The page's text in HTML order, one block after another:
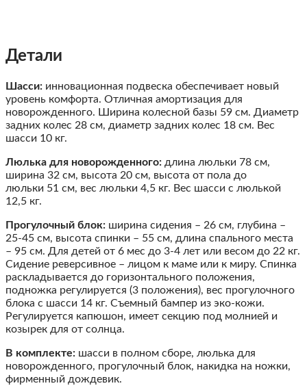
Детали
Шасси: инновационная подвеска обеспечивает новый
уровень комфорта. Отличная амортизация для
новорожденного. Ширина колесной базы 59 см. Диаметр
задних колес 28 см, диаметр задних колес 18 см. Вес
шасси 10 кг.
Люлька для новорожденного: длина люльки 78 см,
ширина 32 см, высота 20 см, высота от пола до
люльки 51 см, вес люльки 4,5 кг. Вес шасси с люлькой
12,5 кг.
Прогулочный блок: ширина сидения – 26 см, глубина –
25-45 см, высота спинки – 55 см, длина спального места
– 95 см. Для детей от 6 мес до 3-4 лет или весом до 22 кг.
Сидение реверсивное – лицом к маме или к миру. Спинка
раскладывается до горизонтального положения,
подножка регулируется (3 положения), вес прогулочного
блока с шасси 14 кг. Съемный бампер из эко-кожи.
Регулируется капюшон, имеет секцию под молнией и
козырек для от солнца.
В комплекте: шасси в полном сборе, люлька для
новорожденного, прогулочный блок, накидка на ножки,
фирменный дождевик.